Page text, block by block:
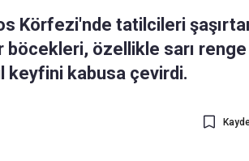
Körfezi'nde tatilcileri
böcekleri, özellikle sarı
keyfini kabusa çevirdi.